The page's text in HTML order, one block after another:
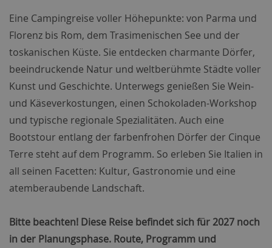
Eine Campingreise voller Höhepunkte: von Parma und
Florenz bis Rom, dem Trasimenischen See und der
toskanischen Küste. Sie entdecken charmante Dörfer,
beeindruckende Natur und weltberühmte Städte voller
Kunst und Geschichte. Unterwegs genießen Sie Wein-
und Käseverkostungen, einen Schokoladen-Workshop
und typische regionale Spezialitäten. Auch eine
Bootstour entlang der farbenfrohen Dörfer der Cinque
Terre steht auf dem Programm. So erleben Sie Italien in
all seinen Facetten: Kultur, Gastronomie und eine
atemberaubende Landschaft.
Bitte beachten! Diese Reise befindet sich für 2027 noch
in der Planungsphase. Route, Programm und